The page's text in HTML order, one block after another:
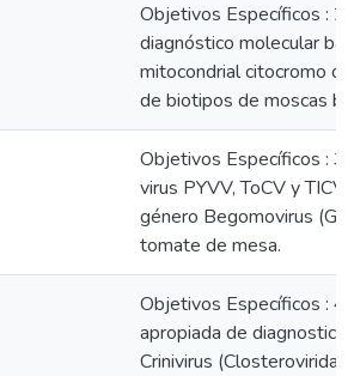
Objetivos Específicos :
diagnóstico molecular
mitocondrial citocromo
de biotipos de moscas
Objetivos Específicos :
virus PYVV, ToCV y
género Begomovirus
tomate de mesa.
Objetivos Específicos :
apropiada de
Crinivirus